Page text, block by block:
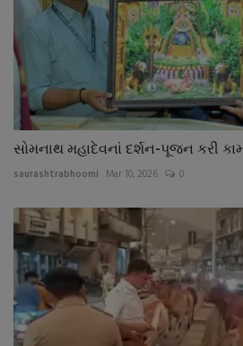
સોમનાથ મહાદેવનાં દર્શન-પૂજન કરી
saurashtrabhoomi Mar 10, 2026 0